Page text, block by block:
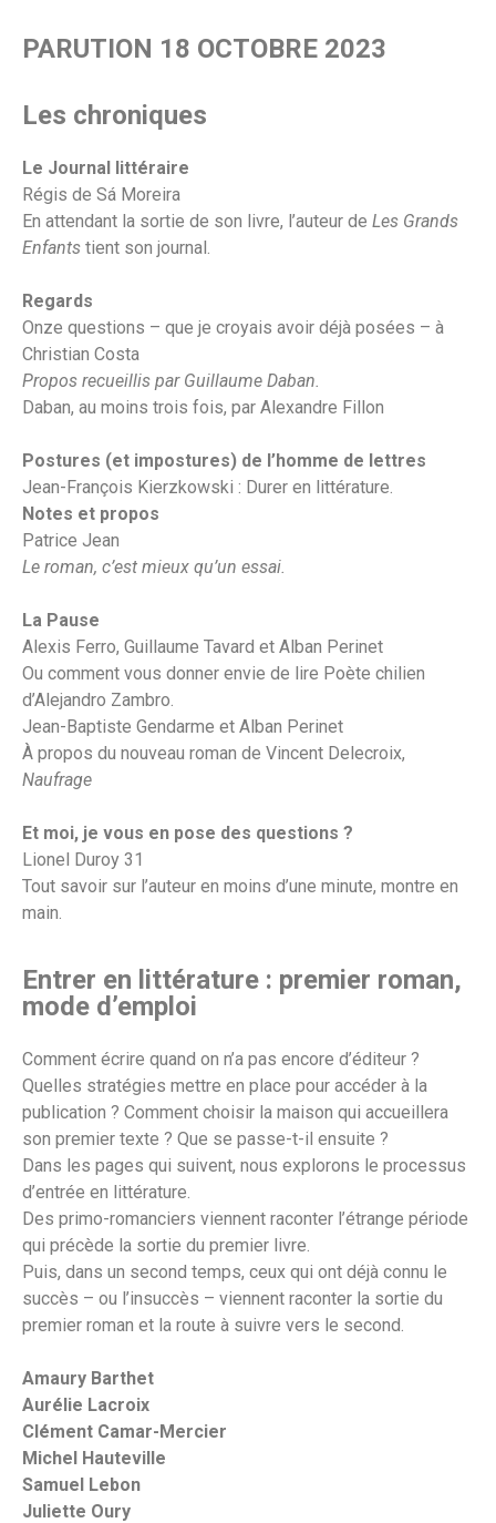
PARUTION 18 OCTOBRE 2023
Les chroniques
Le Journal littéraire
Régis de Sá Moreira
En attendant la sortie de son livre, l’auteur de Les Grands
Enfants tient son journal.
Regards
Onze questions – que je croyais avoir déjà posées – à
Christian Costa
Propos recueillis par Guillaume Daban.
Daban, au moins trois fois, par Alexandre Fillon
Postures (et impostures) de l’homme de lettres
Jean-François Kierzkowski : Durer en littérature.
Notes et propos
Patrice Jean
Le roman, c’est mieux qu’un essai.
La Pause
Alexis Ferro, Guillaume Tavard et Alban Perinet
Ou comment vous donner envie de lire Poète chilien
d’Alejandro Zambro.
Jean-Baptiste Gendarme et Alban Perinet
À propos du nouveau roman de Vincent Delecroix,
Naufrage
Et moi, je vous en pose des questions ?
Lionel Duroy 31
Tout savoir sur l’auteur en moins d’une minute, montre en
main.
Entrer en littérature : premier roman,
mode d’emploi
Comment écrire quand on n’a pas encore d’éditeur ?
Quelles stratégies mettre en place pour accéder à la
publication ? Comment choisir la maison qui accueillera
son premier texte ? Que se passe-t-il ensuite ?
Dans les pages qui suivent, nous explorons le processus
d’entrée en littérature.
Des primo-romanciers viennent raconter l’étrange période
qui précède la sortie du premier livre.
Puis, dans un second temps, ceux qui ont déjà connu le
succès – ou l’insuccès – viennent raconter la sortie du
premier roman et la route à suivre vers le second.
Amaury Barthet
Aurélie Lacroix
Clément Camar-Mercier
Michel Hauteville
Samuel Lebon
Juliette Oury